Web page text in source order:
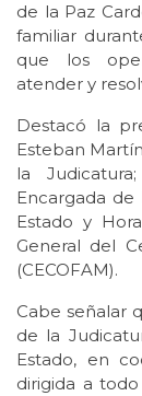
de la Paz
familiar
que los
atender y
Destacó la
Esteban
la
Encargada
Estado y
General del
(CECOFAM).
Cabe señalar
de la
Estado, en
dirigida a